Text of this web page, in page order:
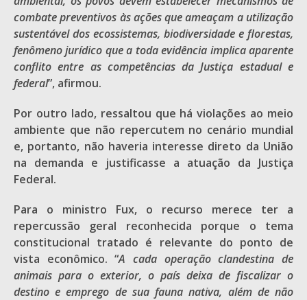
combate preventivos às ações que ameaçam a utilização
sustentável dos ecossistemas, biodiversidade e florestas,
fenômeno jurídico que a toda evidência implica aparente
conflito entre as competências da Justiça estadual e
federal”, afirmou.
Por outro lado, ressaltou que há violações ao meio
ambiente que não repercutem no cenário mundial
e, portanto, não haveria interesse direto da União
na demanda e justificasse a atuação da Justiça
Federal.
Para o ministro Fux, o recurso merece ter a
repercussão geral reconhecida porque o tema
constitucional tratado é relevante do ponto de
vista econômico. “A cada operação clandestina de
animais para o exterior, o país deixa de fiscalizar o
destino e emprego de sua fauna nativa, além de não